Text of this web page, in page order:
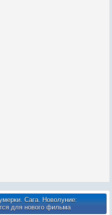
Сага. Новолуние:
для нового фильма